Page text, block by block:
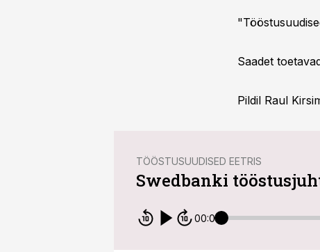
Saadet
Pildil Raul
TÖÖSTUSUUDISED EETRIS
Swedbanki
00:00